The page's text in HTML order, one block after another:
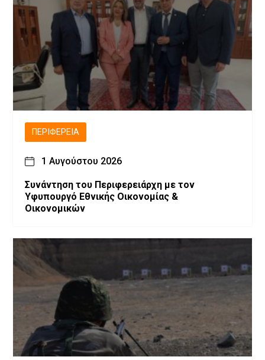
ΠΕΡΙΦΈΡΕΙΑ
1 Αυγούστου 2026
Συνάντηση του Περιφερειάρχη με τον
Υφυπουργό Εθνικής Οικονομίας &
Οικονομικών